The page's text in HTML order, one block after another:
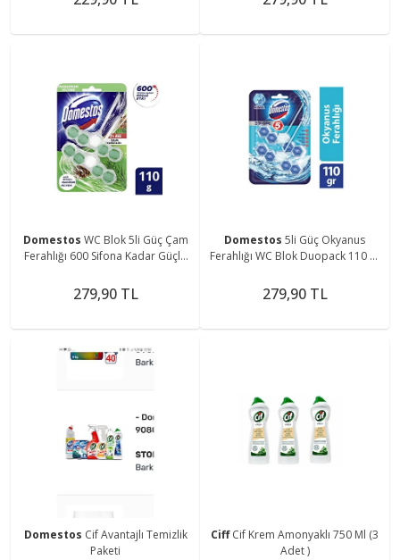
Domestos WC Blok 5li Güç Çam
Ferahlığı 600 Sifona Kadar Güçlü
279,90 TL
Domestos 5li Güç Okyanus
Ferahlığı WC Blok Duopack 110 gr
279,90 TL
Domestos Cif Avantajlı Temizlik
Paketi
CiffCif Krem Amonyaklı 750 Ml (3
Adet )